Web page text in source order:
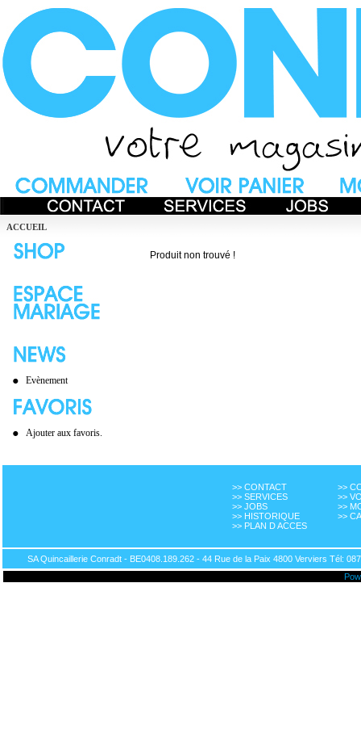
ACCUEIL
Evènement
Ajouter aux favoris.
Produit non trouvé !
>> CONTACT
>> SERVICES
>> JOBS
>> HISTORIQUE
>> PLAN D ACCES
>>
>>
>>
>>
SA Quincaillerie Conradt - BE0408.189.262 - 44 Rue de la Paix 4800 Verviers Tél: